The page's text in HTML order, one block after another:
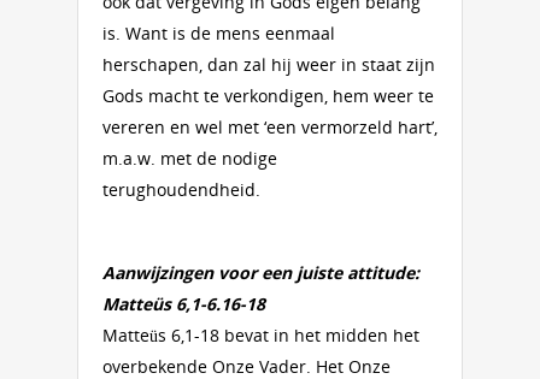
is. Want is de mens eenmaal
herschapen, dan zal hij weer in staat zijn
Gods macht te verkondigen, hem weer te
vereren en wel met ‘een vermorzeld hart’,
m.a.w. met de nodige
terughoudendheid.
Aanwijzingen voor een juiste attitude:
Matteüs 6,1-6.16-18
Matteüs 6,1-18 bevat in het midden het
overbekende Onze Vader. Het Onze